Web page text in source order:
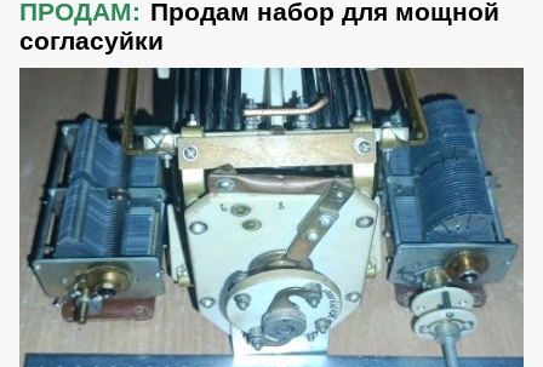
ПРОДАМ: Продам набор для мощной
согласуйки